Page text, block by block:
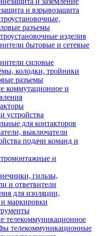
и взрывозащита
разъемы
изделия
бытовые и сетевые
силовые
колодки, тройники
разъемы
коммутационное и
устройства
для контакторов
выключатели
подачи команд и
и
гильзы,
и ответвители
для изоляции,
маркировки
телекоммуникационное
телекоммуникационные